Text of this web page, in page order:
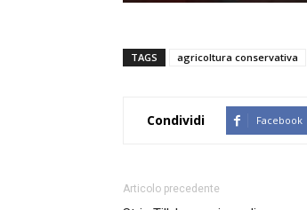
TAGS agricoltura conservativa
Condividi Facebook
Articolo precedente